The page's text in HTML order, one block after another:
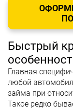
Быстрый
Главная
любой
займа при
Такое редко